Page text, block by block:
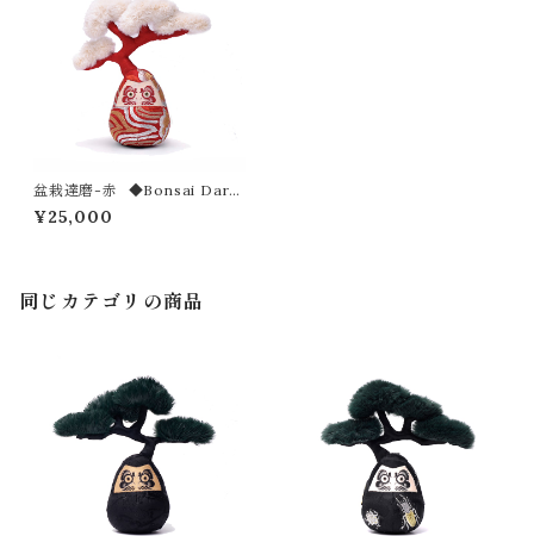
盆栽達磨-赤 ◆Bonsai Daru
ma
¥25,000
同じカテゴリの商品